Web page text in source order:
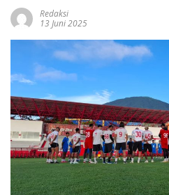
Redaksi
13 Juni 2025